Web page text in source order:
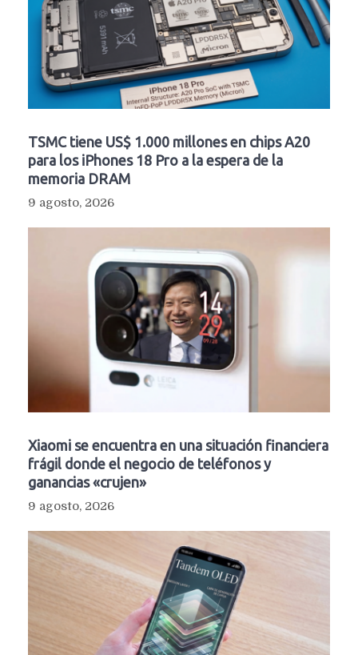
TSMC tiene US$ 1.000 millones en chips A20
para los iPhones 18 Pro a la espera de la
memoria DRAM
9 agosto, 2026
Xiaomi se encuentra en una situación financiera
frágil donde el negocio de teléfonos y
ganancias «crujen»
9 agosto, 2026